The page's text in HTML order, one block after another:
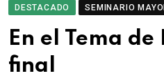
DESTACADO SEMINARIO
En el Tema
final